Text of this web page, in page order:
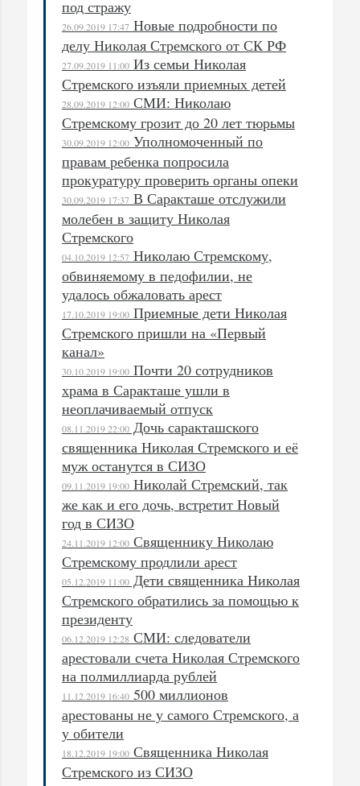
под стражу
26.09.2019 17:47 Новые подробности по
делу Николая Стремского от СК РФ
27.09.2019 11:00 Из семьи Николая
Стремского изъяли приемных детей
28.09.2019 12:00 СМИ: Николаю
Стремскому грозит до 20 лет тюрьмы
30.09.2019 12:00 Уполномоченный по
правам ребенка попросила
прокуратуру проверить органы опеки
30.09.2019 17:37 В Саракташе отслужили
молебен в защиту Николая
Стремского
04.10.2019 12:57 Николаю Стремскому,
обвиняемому в педофилии, не
удалось обжаловать арест
17.10.2019 19:00 Приемные дети Николая
Стремского пришли на «Первый
канал»
30.10.2019 19:00 Почти 20 сотрудников
храма в Саракташе ушли в
неоплачиваемый отпуск
08.11.2019 22:00 Дочь саракташского
священника Николая Стремского и её
муж останутся в СИЗО
09.11.2019 19:00 Николай Стремский, так
же как и его дочь, встретит Новый
год в СИЗО
24.11.2019 12:00 Священнику Николаю
Стремскому продлили арест
05.12.2019 11:00 Дети священника Николая
Стремского обратились за помощью к
президенту
06.12.2019 12:28 СМИ: следователи
арестовали счета Николая Стремского
на полмиллиарда рублей
11.12.2019 16:40 500 миллионов
арестованы не у самого Стремского, а
у обители
18.12.2019 19:00 Священника Николая
Стремского из СИЗО